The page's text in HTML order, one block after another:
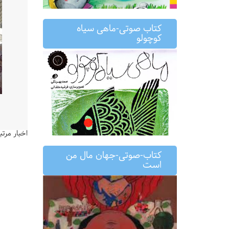
کتاب صوتی-ماهی سیاه
کوچولو
کتاب-صوتی-جهان مال من
است
اخبار